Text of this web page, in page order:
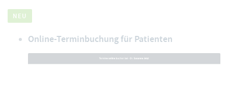
NEU
Online-Terminbuchung für Patienten